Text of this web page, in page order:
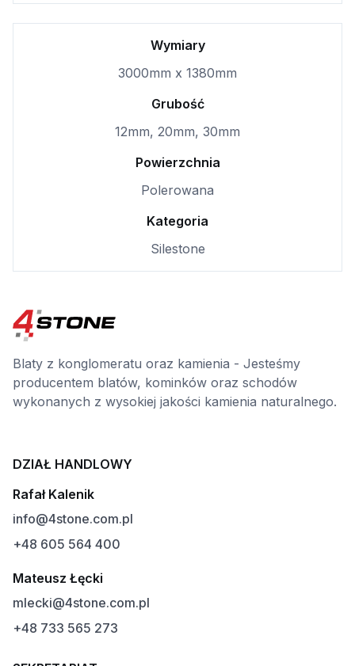
Wymiary
3000mm x 1380mm
Grubość
12mm, 20mm, 30mm
Powierzchnia
Polerowana
Kategoria
Silestone
Blaty z konglomeratu oraz kamienia - Jesteśmy
producentem blatów, kominków oraz schodów
wykonanych z wysokiej jakości kamienia naturalnego.
DZIAŁ HANDLOWY
Rafał Kalenik
info@4stone.com.pl
+48 605 564 400
Mateusz Łęcki
mlecki@4stone.com.pl
+48 733 565 273